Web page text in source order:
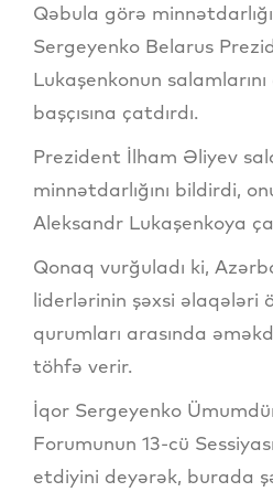
Qəbula görə
Sergeyenko Belarus
Lukaşenkonun
başçısına çatdırdı.
Prezident İlham Əliyev
minnətdarlığını bildirdi,
Aleksandr Lukaşenkoya
Qonaq vurğuladı ki,
liderlərinin şəxsi əlaqələri
qurumları arasında
töhfə verir.
İqor Sergeyenko
Forumunun 13-cü
etdiyini deyərək, burada